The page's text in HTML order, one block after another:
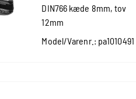
DIN766 kæde 8mm, tov
12mm
Model/Varenr.: pa1010491